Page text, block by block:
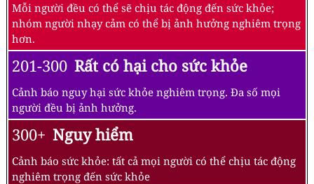
Mỗi người đều có thể sẽ chịu tác động đến sức khỏe;
nhóm người nhạy cảm có thể bị ảnh hưởng nghiêm trọng
hơn.
201-300 Rất có hại cho sức khỏe
Cảnh báo nguy hại sức khỏe nghiêm trọng. Đa số mọi
người đều bị ảnh hưởng.
300+ Nguy hiểm
Cảnh báo sức khỏe: tất cả mọi người có thể chịu tác động
nghiêm trọng đến sức khỏe